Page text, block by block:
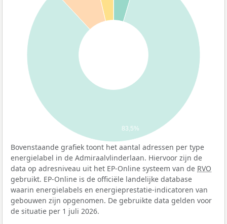
83,5%
Bovenstaande grafiek toont het aantal adressen per type
energielabel in de Admiraalvlinderlaan. Hiervoor zijn de
data op adresniveau uit het EP-Online systeem van de RVO
gebruikt. EP-Online is de officiële landelijke database
waarin energielabels en energieprestatie-indicatoren van
gebouwen zijn opgenomen. De gebruikte data gelden voor
de situatie per 1 juli 2026.